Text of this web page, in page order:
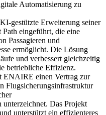
Automatisierung zu
gestützte Erweiterung seiner
eingeführt, die eine
Passagieren und
ermöglicht. Die Lösung
und verbessert gleichzeitig
betriebliche Effizienz.
ENAIRE einen Vertrag zur
Flugsicherungsinfrastruktur
Das Projekt
unterstützt ein effizienteres